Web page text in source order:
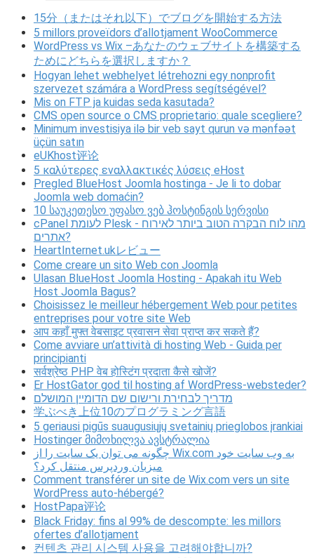
15分（またはそれ以下）でブログを開始する方法
5 millors proveïdors d’allotjament WooCommerce
WordPress vs Wix –あなたのウェブサイトを構築する
ためにどちらを選択しますか？
Hogyan lehet webhelyet létrehozni egy nonprofit
szervezet számára a WordPress segítségével?
Mis on FTP ja kuidas seda kasutada?
CMS open source o CMS proprietario: quale scegliere?
Minimum investisiya ilə bir veb sayt qurun və mənfəət
üçün satın
eUKhost评论
5 καλύτερες εναλλακτικές λύσεις eHost
Pregled BlueHost Joomla hostinga - Je li to dobar
Joomla web domaćin?
10 საუკეთესო უფასო ვებ ჰოსტინგის სერვისი
cPanel לעומת Plesk - מהו לוח הבקרה הטוב ביותר לאירוח
אתרים?
HeartInternet.ukレビュー
Come creare un sito Web con Joomla
Ulasan BlueHost Joomla Hosting - Apakah itu Web
Host Joomla Bagus?
Choisissez le meilleur hébergement Web pour petites
entreprises pour votre site Web
आप कहाँ मुफ्त वेबसाइट प्रवासन सेवा प्राप्त कर सकते हैं?
Come avviare un’attività di hosting Web - Guida per
principianti
सर्वश्रेष्ठ PHP वेब होस्टिंग प्रदाता कैसे खोजें?
Er HostGator god til hosting af WordPress-websteder?
מדריך לבחירת ורישום שם הדומיין המושלם
学ぶべき上位10のプログラミング言語
5 geriausi pigūs suaugusiųjų svetainių prieglobos įrankiai
Hostinger მიმოხილვა ავსტრალია
چگونه می توان یک سایت را از Wix.com به وب سایت خود
میزبان وردپرس منتقل کرد؟
Comment transférer un site de Wix.com vers un site
WordPress auto-hébergé?
HostPapa评论
Black Friday: fins al 99% de descompte: les millors
ofertes d’allotjament
컨텐츠 관리 시스템 사용을 고려해야합니까?